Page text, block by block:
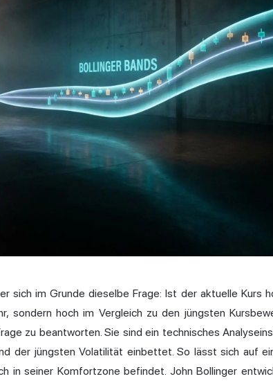
sich im Grunde dieselbe Frage: Ist der aktuelle Kurs
sondern hoch im Vergleich zu den jüngsten
zu beantworten. Sie sind ein technisches
der jüngsten Volatilität einbettet. So lässt sich auf
in seiner Komfortzone befindet. John Bollinger